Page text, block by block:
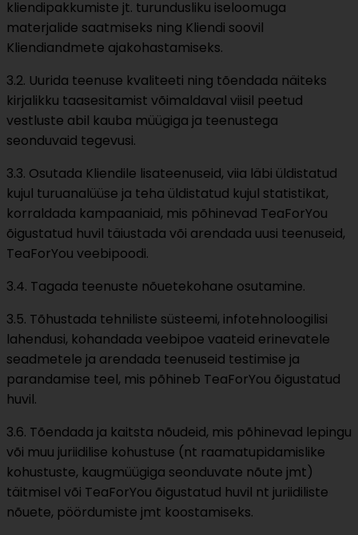
kliendipakkumiste jt. turundusliku iseloomuga
materjalide saatmiseks ning Kliendi soovil
Kliendiandmete ajakohastamiseks.
3.2. Uurida teenuse kvaliteeti ning tõendada näiteks
kirjalikku taasesitamist võimaldaval viisil peetud
vestluste abil kauba müügiga ja teenustega
seonduvaid tegevusi.
3.3. Osutada Kliendile lisateenuseid, viia läbi üldistatud
kujul turuanalüüse ja teha üldistatud kujul statistikat,
korraldada kampaaniaid, mis põhinevad TeaForYou
õigustatud huvil täiustada või arendada uusi teenuseid,
TeaForYou veebipoodi.
3.4. Tagada teenuste nõuetekohane osutamine.
3.5. Tõhustada tehniliste süsteemi, infotehnoloogilisi
lahendusi, kohandada veebipoe vaateid erinevatele
seadmetele ja arendada teenuseid testimise ja
parandamise teel, mis põhineb TeaForYou õigustatud
huvil.
3.6. Tõendada ja kaitsta nõudeid, mis põhinevad lepingu
või muu juriidilise kohustuse (nt raamatupidamislike
kohustuste, kaugmüügiga seonduvate nõute jmt)
täitmisel või TeaForYou õigustatud huvil nt juriidiliste
nõuete, pöördumiste jmt koostamiseks.